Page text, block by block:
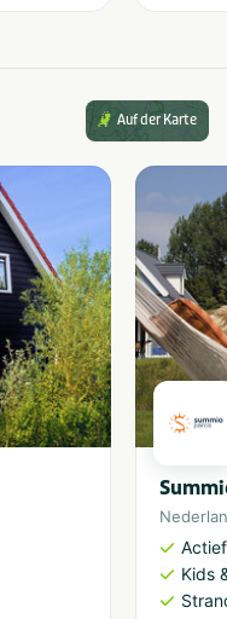
Auf der Karte
Kids